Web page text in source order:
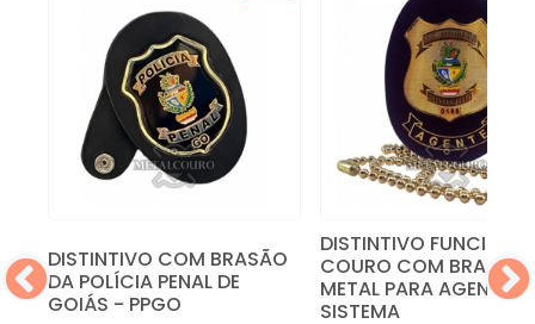
DISTINTIVO COM BRASÃO
DA POLÍCIA PENAL DE
GOIÁS - PPGO
DISTINTIVO
COURO COM BRASÃO
METAL PARA AGENTE
SISTEMA